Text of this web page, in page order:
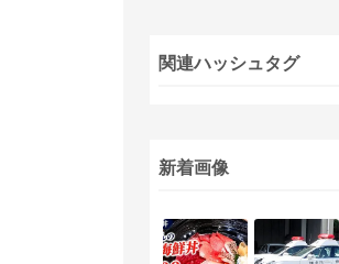
関連ハッシュタグ
新着画像